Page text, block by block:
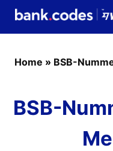
Home » BSB-
BSB-